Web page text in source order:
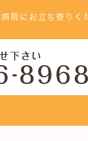
院にお立ち寄りく